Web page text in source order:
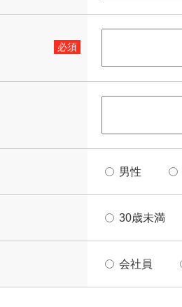
必須
男性
30歳未満
会社員